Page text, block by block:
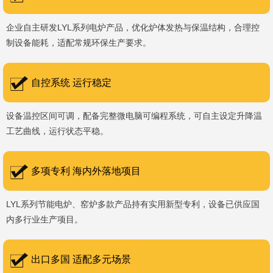
企业自主研发LYL系列电炉产品，优化炉体发热与保温结构，合理控
制设备能耗，适配常规环保生产要求。
自控系统 运行稳定
设备温控区间可调，配备完整微电脑可编程系统，可自主设定升降温
工艺曲线，运行状态平稳。
多项专利 海内外落地项目
LYL系列节能电炉、窑炉多款产品持有实用新型专利，设备已供应国
内多行业生产项目。
出口多国 适配多元场景